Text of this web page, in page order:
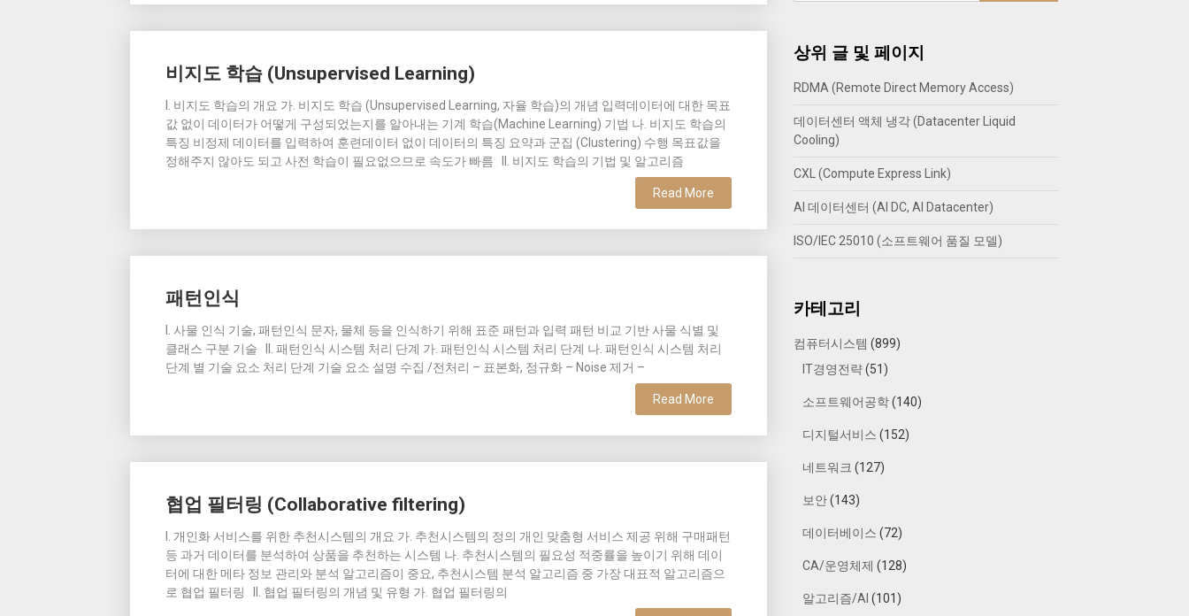
비지도 학습 (Unsupervised Learning)
I. 비지도 학습의 개요 가. 비지도 학습 (Unsupervised Learning, 자율 학습)의 개념 입력데이터에 대한 목표
값 없이 데이터가 어떻게 구성되었는지를 알아내는 기계 학습(Machine Learning) 기법 나. 비지도 학습의
특징 비정제 데이터를 입력하여 훈련데이터 없이 데이터의 특징 요약과 군집 (Clustering) 수행 목표값을
정해주지 않아도 되고 사전 학습이 필요없으므로 속도가 빠름 II. 비지도 학습의 기법 및 알고리즘
Read More
패턴인식
I. 사물 인식 기술, 패턴인식 문자, 물체 등을 인식하기 위해 표준 패턴과 입력 패턴 비교 기반 사물 식별 및
클래스 구분 기술 II. 패턴인식 시스템 처리 단계 가. 패턴인식 시스템 처리 단계 나. 패턴인식 시스템 처리
단계 별 기술 요소 처리 단계 기술 요소 설명 수집 /전처리 – 표본화, 정규화 – Noise 제거 –
Read More
협업 필터링 (Collaborative filtering)
I. 개인화 서비스를 위한 추천시스템의 개요 가. 추천시스템의 정의 개인 맞춤형 서비스 제공 위해 구매패턴
등 과거 데이터를 분석하여 상품을 추천하는 시스템 나. 추천시스템의 필요성 적중률을 높이기 위해 데이
터에 대한 메타 정보 관리와 분석 알고리즘이 중요, 추천시스템 분석 알고리즘 중 가장 대표적 알고리즘으
로 협업 필터링 II. 협업 필터링의 개념 및 유형 가. 협업 필터링의
상위 글 및 페이지
RDMA (Remote Direct Memory Access)
데이터센터 액체 냉각 (Datacenter Liquid
Cooling)
CXL (Compute Express Link)
AI 데이터센터 (AI DC, AI Datacenter)
ISO/IEC 25010 (소프트웨어 품질 모델)
카테고리
컴퓨터시스템 (899)
IT경영전략(51)
소프트웨어공학(140)
디지털서비스 (152)
네트워크 (127)
보안(143)
데이터베이스 (72)
CA/운영체제 (128)
알고리즘/AI (101)